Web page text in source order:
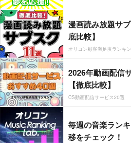
漫画読み放題サ
底比較】
オリコン顧客満足度ランキ
2026年動画配信
【徹底比較】
CS動画配信サービス20選
毎週の音楽ラン
移をチェック！